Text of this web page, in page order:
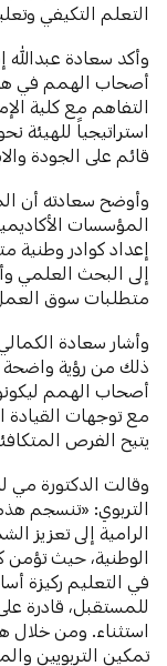
التعلم التكيفي
وأكد سعادة عبدالله
أصحاب الهمم في
التفاهم مع كلية
استراتيجياً للهيئة
قائم على الجودة
وأوضح سعادته أن
المؤسسات
إعداد كوادر وطنية
إلى البحث العلمي
متطلبات سوق
وأشار سعادة
ذلك من رؤية واضحة
أصحاب الهمم
مع توجهات
يتيح الفرص
وقالت الدكتورة مي
التربوي: «تنسجم
الرامية إلى تعزيز
الوطنية، حيث تؤمن
في التعليم ركيزة
للمستقبل، قادرة
استثناء. ومن خلال
تمكين التربويين